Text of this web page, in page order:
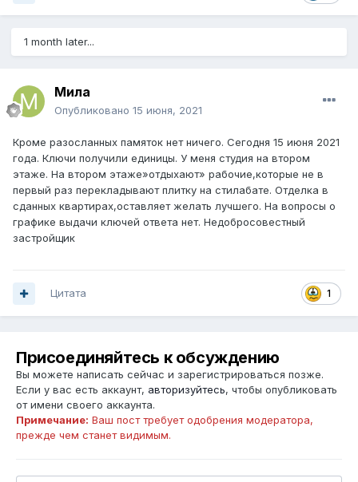
1 month later...
Мила
Опубликовано 15 июня, 2021
Кроме разосланных памяток нет ничего. Сегодня 15 июня 2021
года. Ключи получили единицы. У меня студия на втором
этаже. На втором этаже»отдыхают» рабочие,которые не в
первый раз перекладывают плитку на стилабате. Отделка в
сданных квартирах,оставляет желать лучшего. На вопросы о
графике выдачи ключей ответа нет. Недобросовестный
застройщик
1
Цитата
Присоединяйтесь к обсуждению
Вы можете написать сейчас и зарегистрироваться позже.
Если у вас есть аккаунт, авторизуйтесь, чтобы опубликовать
от имени своего аккаунта.
Примечание: Ваш пост требует одобрения модератора,
прежде чем станет видимым.